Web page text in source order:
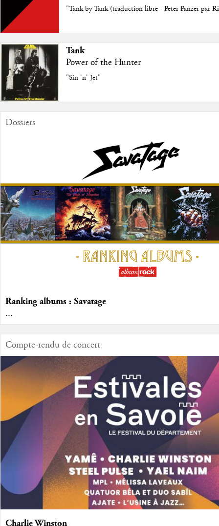
"Tank by Tank (traduction libre - Peter Panzer par
Tank
Power of the Hunter
"Sin 'n' Jet"
Dossiers
Ranking albums : Savatage
...
Compte-rendu de concert
Charlie Winston